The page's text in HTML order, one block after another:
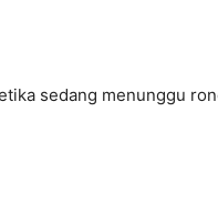
sedang menunggu